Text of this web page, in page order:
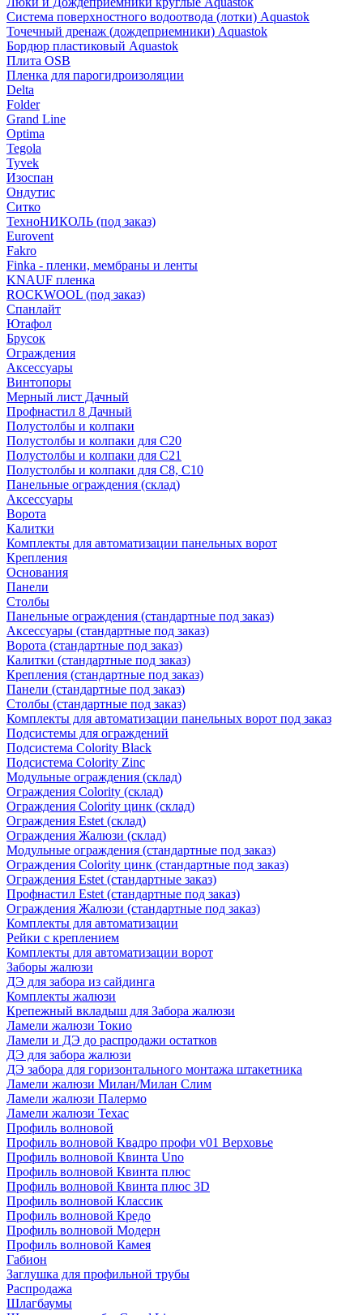
Система поверхностного водоотвода (лотки) Aquastok
Точечный дренаж (дождеприемники) Aquastok
Бордюр пластиковый Aquastok
Плита OSB
Пленка для парогидроизоляции
Delta
Folder
Grand Line
Optima
Tegola
Tyvek
Изоспан
Ондутис
Ситко
ТехноНИКОЛЬ (под заказ)
Eurovent
Fakro
Finka - пленки, мембраны и ленты
KNAUF пленка
ROCKWOOL (под заказ)
Спанлайт
Ютафол
Брусок
Ограждения
Аксессуары
Винтопоры
Мерный лист Дачный
Профнастил 8 Дачный
Полустолбы и колпаки
Полустолбы и колпаки для С20
Полустолбы и колпаки для С21
Полустолбы и колпаки для С8, С10
Панельные ограждения (склад)
Аксессуары
Ворота
Калитки
Комплекты для автоматизации панельных ворот
Крепления
Основания
Панели
Столбы
Панельные ограждения (стандартные под заказ)
Аксессуары (стандартные под заказ)
Ворота (стандартные под заказ)
Калитки (стандартные под заказ)
Крепления (стандартные под заказ)
Панели (стандартные под заказ)
Столбы (стандартные под заказ)
Комплекты для автоматизации панельных ворот под заказ
Подсистемы для ограждений
Подсистема Colority Black
Подсистема Colority Zinc
Модульные ограждения (склад)
Ограждения Colority (склад)
Ограждения Colority цинк (склад)
Ограждения Estet (склад)
Ограждения Жалюзи (склад)
Модульные ограждения (стандартные под заказ)
Ограждения Colority цинк (стандартные под заказ)
Ограждения Estet (стандартные заказ)
Профнастил Estet (стандартные под заказ)
Ограждения Жалюзи (стандартные под заказ)
Комплекты для автоматизации
Рейки с креплением
Комплекты для автоматизации ворот
Заборы жалюзи
ДЭ для забора из сайдинга
Комплекты жалюзи
Крепежный вкладыш для Забора жалюзи
Ламели жалюзи Токио
Ламели и ДЭ до распродажи остатков
ДЭ для забора жалюзи
ДЭ забора для горизонтального монтажа штакетника
Ламели жалюзи Милан/Милан Слим
Ламели жалюзи Палермо
Ламели жалюзи Техас
Профиль волновой
Профиль волновой Квадро профи v01 Верховье
Профиль волновой Квинта Uno
Профиль волновой Квинта плюс
Профиль волновой Квинта плюс 3D
Профиль волновой Классик
Профиль волновой Кредо
Профиль волновой Модерн
Профиль волновой Камея
Габион
Заглушка для профильной трубы
Распродажа
Шлагбаумы